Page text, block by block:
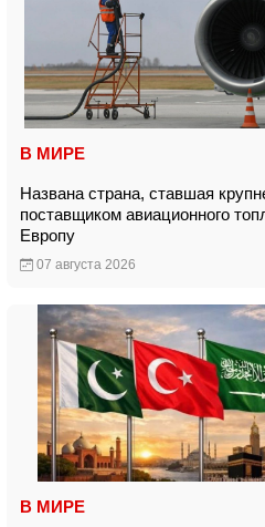
В МИРЕ
Названа страна, ставшая
поставщиком авиационного
Европу
07 августа 2026
В МИРЕ